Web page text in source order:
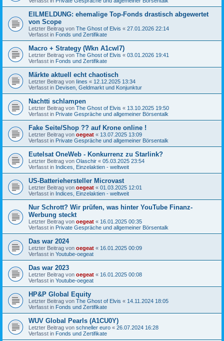
EILMELDUNG: ehemalige Top-Fonds drastisch abgewertet
von Scope
Letzter Beitrag von The Ghost of Elvis « 27.01.2026 22:14
Verfasst in Fonds und Zertifikate
Macro + Strategy (Wkn A1cwl7)
Letzter Beitrag von The Ghost of Elvis « 03.01.2026 19:41
Verfasst in Fonds und Zertifikate
Märkte aktuell echt chaotisch
Letzter Beitrag von Iines « 12.12.2025 13:34
Verfasst in Devisen, Geldmarkt und Konjunktur
Nachtti schlampen
Letzter Beitrag von The Ghost of Elvis « 13.10.2025 19:50
Verfasst in Private Gespräche und allgemeiner Börsentalk
Fake Seite/Shop ?? auf Krone online !
Letzter Beitrag von oegeat « 13.07.2025 13:09
Verfasst in Private Gespräche und allgemeiner Börsentalk
Eutelsat OneWeb - Konkurrenz zu Starlink?
Letzter Beitrag von Olaschir « 05.03.2025 23:54
Verfasst in Indices, Einzelaktien - weltweit
US-Batteriehersteller Microvast
Letzter Beitrag von oegeat « 01.03.2025 12:01
Verfasst in Indices, Einzelaktien - weltweit
Nur Schrott? Wir prüfen, was hinter YouTube Finanz-
Werbung steckt
Letzter Beitrag von oegeat « 16.01.2025 00:35
Verfasst in Private Gespräche und allgemeiner Börsentalk
Das war 2024
Letzter Beitrag von oegeat « 16.01.2025 00:09
Verfasst in Youtube-oegeat
Das war 2023
Letzter Beitrag von oegeat « 16.01.2025 00:08
Verfasst in Youtube-oegeat
HP&P Global Equity
Letzter Beitrag von The Ghost of Elvis « 14.11.2024 18:05
Verfasst in Fonds und Zertifikate
WUV Global Pearls (A1CU0Y)
Letzter Beitrag von schneller euro « 26.07.2024 16:28
Verfasst in Fonds und Zertifikate